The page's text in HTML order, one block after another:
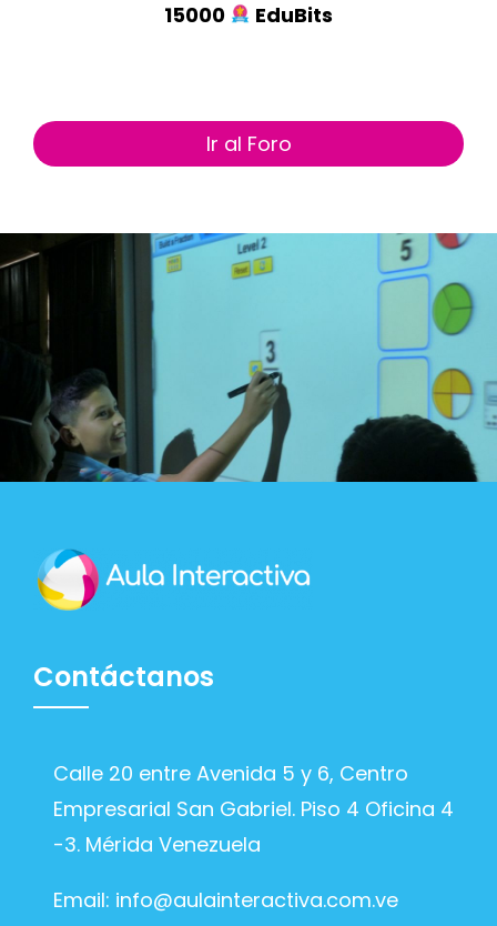
15000 EduBits
Ir al Foro
Contáctanos
Calle 20 entre Avenida 5 y 6, Centro
Empresarial San Gabriel. Piso 4 Oficina 4
-3. Mérida Venezuela
Email: info@aulainteractiva.com.ve